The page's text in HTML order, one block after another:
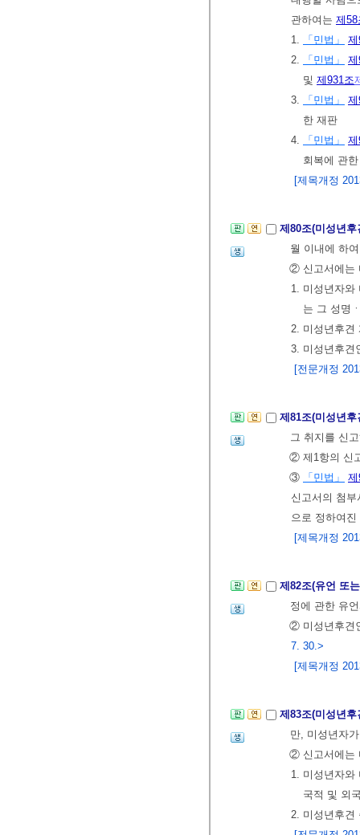
관하여는 제58
1.
「민법」
2.
「민법」
및 제931조
3.
「민법」
한 재판
4.
「민법」
회복에 관
[제목개정
제80조(미성년
월 이내에 하
② 신고서에는
1. 미성년자와
는 그 성명
2. 미성년후견
3. 미성년후견
[전문개정
제81조(미성년
그 취지를 신
② 제1항의 신
③
「민법」
신고서의 첨
으로 정하여
[제목개정
제82조(유언 또
정에 관한 유
② 미성년후견
7. 30.>
[제목개정
제83조(미성년
만, 미성년자
② 신고서에는
1. 미성년자와
국적 및 외
2. 미성년후견